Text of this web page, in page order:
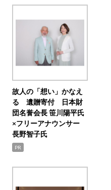
故人の「想い」かなえ
る 遺贈寄付 日本財
団名誉会長 笹川陽平氏
×フリーアナウンサー
長野智子氏
PR